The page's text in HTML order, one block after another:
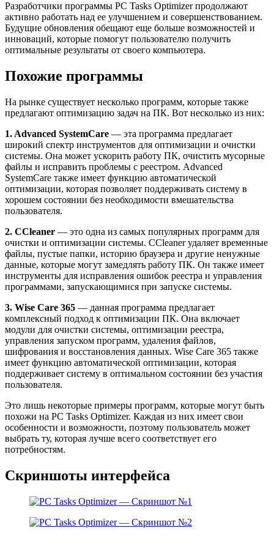
Разработчики программы PC Tasks Optimizer продолжают
активно работать над ее улучшением и совершенствованием.
Будущие обновления обещают еще больше возможностей и
инноваций, которые помогут пользователю получить
оптимальные результаты от своего компьютера.
Похожие программы
На рынке существует несколько программ, которые также
предлагают оптимизацию задач на ПК. Вот несколько из них:
1. Advanced SystemCare — эта программа предлагает
широкий спектр инструментов для оптимизации и очистки
системы. Она может ускорить работу ПК, очистить мусорные
файлы и исправить проблемы с реестром. Advanced
SystemCare также имеет функцию автоматической
оптимизации, которая позволяет поддерживать систему в
хорошем состоянии без необходимости вмешательства
пользователя.
2. CCleaner — это одна из самых популярных программ для
очистки и оптимизации системы. CCleaner удаляет временные
файлы, пустые папки, историю браузера и другие ненужные
данные, которые могут замедлять работу ПК. Он также имеет
инструменты для исправления ошибок реестра и управления
программами, запускающимися при запуске системы.
3. Wise Care 365 — данная программа предлагает
комплексный подход к оптимизации ПК. Она включает
модули для очистки системы, оптимизации реестра,
управления запуском программ, удаления файлов,
шифрования и восстановления данных. Wise Care 365 также
имеет функцию автоматической оптимизации, которая
поддерживает систему в оптимальном состоянии без участия
пользователя.
Это лишь некоторые примеры программ, которые могут быть
похожи на PC Tasks Optimizer. Каждая из них имеет свои
особенности и возможности, поэтому пользователь может
выбрать ту, которая лучше всего соответствует его
потребностям.
Скриншоты интерфейса